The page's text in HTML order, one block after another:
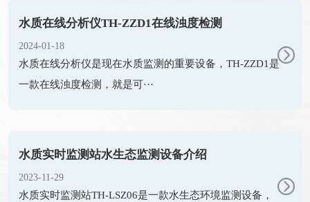
水质在线分析仪TH-ZZD1在线浊度检测
2024-01-18
水质在线分析仪是现在水质监测的重要设备，TH-ZZD1是
一款在线浊度检测，就是可···
水质实时监测站水生态监测设备介绍
2023-11-29
水质实时监测站TH-LSZ06是一款水生态环境监测设备，